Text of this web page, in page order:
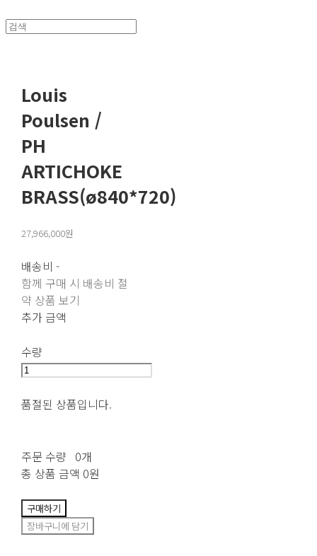
Louis
Poulsen /
PH
ARTICHOKE
BRASS(ø840*720)
27,966,000원
배송비 -
함께 구매 시 배송비 절
약 상품 보기
추가 금액
수량
품절된 상품입니다.
주문 수량 0개
총 상품 금액 0원
구매하기
장바구니에 담기